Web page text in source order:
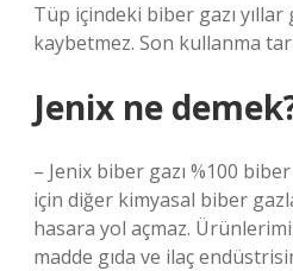
Tüp içindeki biber gazı
kaybetmez. Son kullanma
Jenix ne
– Jenix biber gazı %100 biber
için diğer kimyasal biber
hasara yol açmaz.
madde gıda ve ilaç